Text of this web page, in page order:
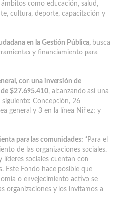
ámbitos como educación, salud,
cultura, deporte, capacitación y
en la Gestión Pública, busca
y financiamiento para
con una inversión de
$27.695.410, alcanzando así una
Concepción, 26
general y 3 en la línea Niñez; y
para las comunidades: “Para el
de las organizaciones sociales.
líderes sociales cuentan con
Este Fondo hace posible que
o envejecimiento activo se
organizaciones y los invitamos a